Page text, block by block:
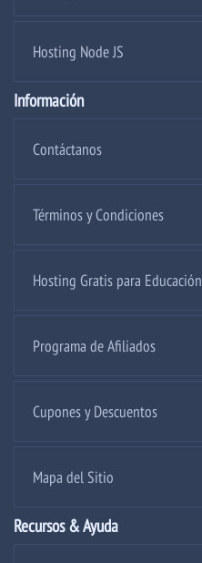
Hosting Node JS
Información
Contáctanos
Términos y Condiciones
Hosting Gratis para Educación
Programa de Afiliados
Cupones y Descuentos
Mapa del Sitio
Recursos & Ayuda